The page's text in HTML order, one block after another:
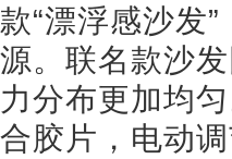
款“漂浮感沙发
源。联名款沙
力分布更加均
合胶片，电动